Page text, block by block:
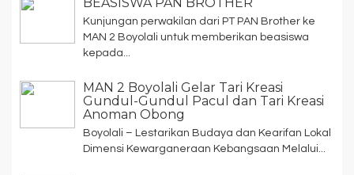
Kunjungan perwakilan dari PT PAN Brother ke
MAN 2 Boyolali untuk memberikan beasiswa
kepada...
MAN 2 Boyolali Gelar Tari Kreasi
Gundul-Gundul Pacul dan Tari Kreasi
Anoman Obong
Boyolali – Lestarikan Budaya dan Kearifan Lokal
Dimensi Kewarganeraan Kebangsaan Melalui...